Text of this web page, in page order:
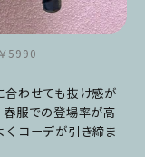
5990
合わせても抜け感が
服での登場率が高
コーデが引き締ま